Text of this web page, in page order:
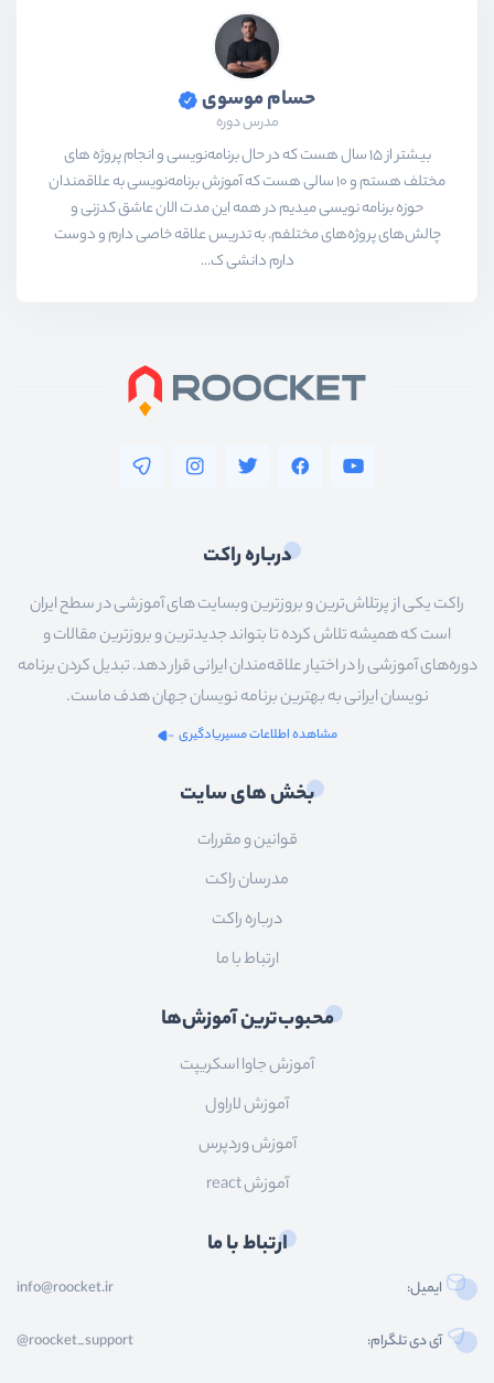
حسام موسوی
مدرس دوره
بیشتر از ۱۵ سال هست که در حال برنامه‌نویسی و انجام پروژه های
مختلف هستم و ۱۰ سالی هست که آموزش برنامه‌نویسی به علاقمندان
حوزه برنامه نویسی میدیم در همه این مدت الان عاشق کدزنی و
چالش‌های پروژه‌های مختلفم. به تدریس علاقه خاصی دارم و دوست
دارم دانشی ک...
درباره راکت
راکت یکی از پرتلاش‌ترین و بروزترین وبسایت های آموزشی در سطح ایران
است که همیشه تلاش کرده تا بتواند جدیدترین و بروزترین مقالات و
دوره‌های آموزشی را در اختیار علاقه‌مندان ایرانی قرار دهد. تبدیل کردن برنامه
نویسان ایرانی به بهترین برنامه نویسان جهان هدف ماست.
مشاهده اطلاعات مسیریادگیری
بخش های سایت
قوانین و مقررات
مدرسان راکت
درباره راکت
ارتباط با ما
محبوب‌ترین آموزش‌ها
آموزش جاوا اسکریپت
آموزش لاراول
آموزش وردپرس
آموزش react
ارتباط با ما
ایمیل: info@roocket.ir
آی دی تلگرام: @roocket_support